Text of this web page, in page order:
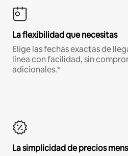
La flexibilidad que necesitas
Elige las fechas exactas de
línea con facilidad, sin
adicionales.*
La simplicidad de precios